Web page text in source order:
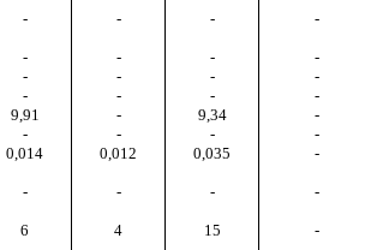
- - - -
- - - -
- - - -
- - - -
9,91 - 9,34 -
- - - -
0,014 0,012 0,035 -
- - - -
6 4 15 -